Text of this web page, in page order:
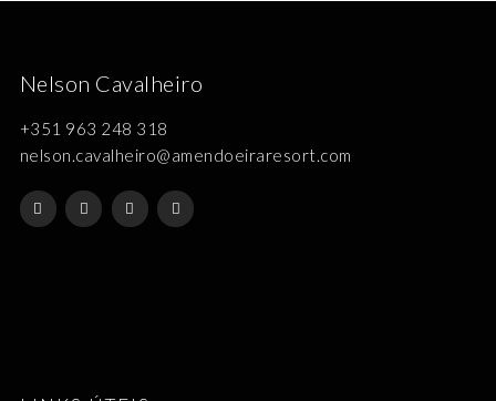
Nelson Cavalheiro
+351 963 248 318
nelson.cavalheiro@amendoeiraresort.com